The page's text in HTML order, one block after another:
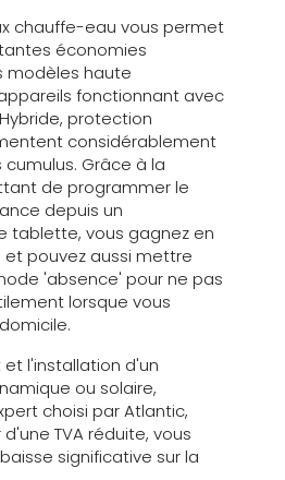
chauffe-eau vous permet
économies
modèles haute
fonctionnant avec
protection
considérablement
Grâce à la
de programmer le
depuis un
tablette, vous gagnez en
pouvez aussi mettre
'absence' pour ne pas
lorsque vous
l'installation d'un
ou solaire,
choisi par Atlantic,
TVA réduite, vous
significative sur la